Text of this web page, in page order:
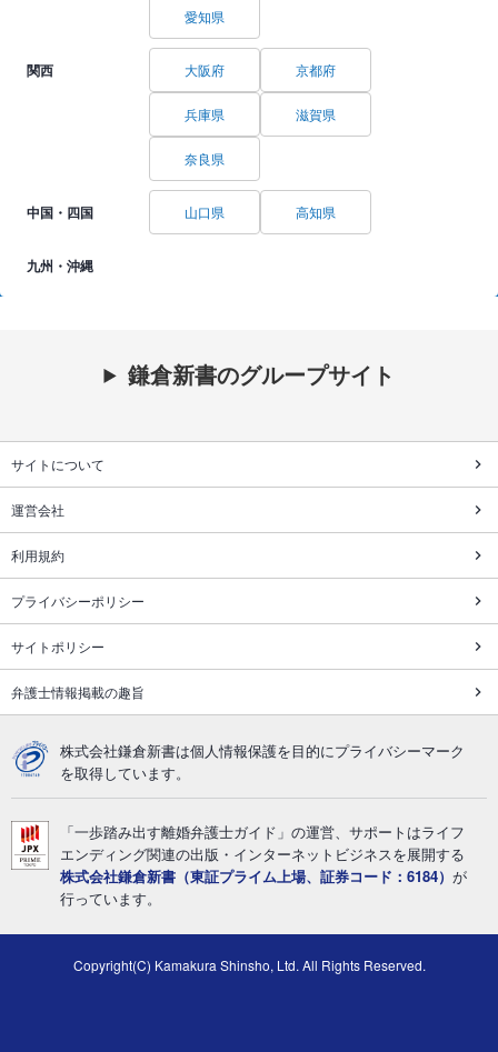
愛知県
関西 大阪府 京都府
兵庫県 滋賀県
奈良県
中国・四国 山口県 高知県
九州・沖縄
鎌倉新書のグループサイト
サイトについて
運営会社
利用規約
プライバシーポリシー
サイトポリシー
弁護士情報掲載の趣旨
株式会社鎌倉新書は個人情報保護を目的にプライバシーマーク
を取得しています。
「一歩踏み出す離婚弁護士ガイド」の運営、サポートはライフ
エンディング関連の出版・インターネットビジネスを展開する
株式会社鎌倉新書（東証プライム上場、証券コード：6184） が
行っています。
Copyright(C) Kamakura Shinsho, Ltd. All Rights Reserved.